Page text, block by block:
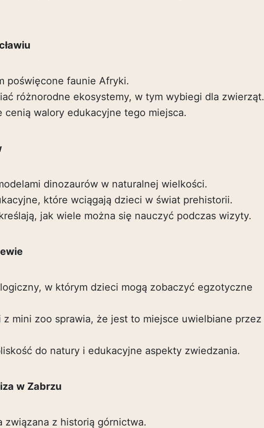
poświęcone faunie Afryki.
różnorodne ekosystemy, w tym wybiegi dla zwierząt.
cenią walory edukacyjne tego miejsca.
dinozaurów w naturalnej wielkości.
które wciągają dzieci w świat prehistorii.
jak wiele można się nauczyć podczas wizyty.
w którym dzieci mogą zobaczyć egzotyczne
mini zoo sprawia, że jest to miejsce uwielbiane przez
do natury i edukacyjne aspekty zwiedzania.
w Zabrzu
związana z historią górnictwa.